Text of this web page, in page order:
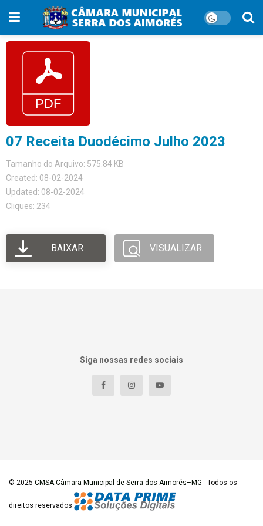
07 Receita Duodécimo Julho 2023
Tamanho do Arquivo: 575.84 KB
Created: 08-02-2024
Updated: 08-02-2024
Cliques: 234
BAIXAR VISUALIZAR
Siga nossas redes sociais
© 2025 CMSA Câmara Municipal de Serra dos Aimorés–MG - Todos os
direitos reservados.